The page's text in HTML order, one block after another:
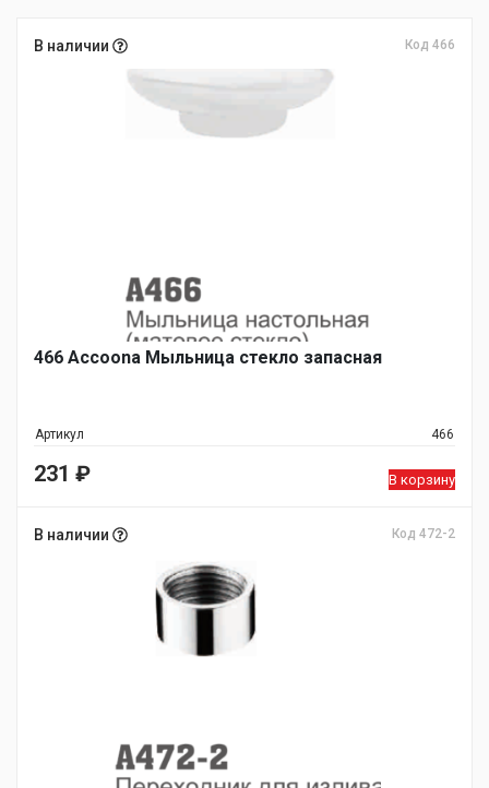
В наличии Код 466
466 Accoona Мыльница стекло запасная
Артикул 466
231 ₽ В корзину
В наличии Код 472-2